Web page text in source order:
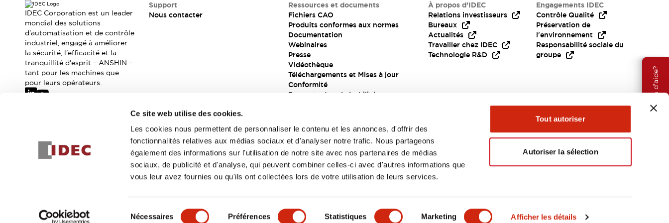
Ce site web utilise des cookies.
Les cookies nous permettent de personnaliser le contenu et les annonces, d'offrir des
fonctionnalités relatives aux médias sociaux et d'analyser notre trafic. Nous partageons
également des informations sur l'utilisation de notre site avec nos partenaires de médias
sociaux, de publicité et d'analyse, qui peuvent combiner celles-ci avec d'autres informations que
vous leur avez fournies ou qu'ils ont collectées lors de votre utilisation de leurs services.
Nécessaires Préférences Statistiques Marketing Afficher les détails
Tout autoriser
Autoriser la sélection
Où acheter
Distributeurs en ligne
Besoin d'aide?
DÉTAILS DU PRODUIT CARACTÉRISTIQUES CLÉS SPÉCIFICATIONS DOCUMENTS ET FICHIERS
IDEC Corporation est un leader
mondial des solutions
d'automatisation et de contrôle
industriel, engagé à améliorer
la sécurité, l'efficacité et la
tranquillité d'esprit – ANSHIN –
tant pour les machines que
pour leurs opérateurs.
Support
Nous contacter
Ressources et documents
Fichiers CAO
Produits conformes aux normes
Documentation
Webinaires
Presse
Vidéothèque
Téléchargements et Mises à jour
Conformité
Rapports de vulnérabilité
À propos d’IDEC
Relations investisseurs
Bureaux
Actualités
Travailler chez IDEC
Technologie R&D
Engagements IDEC
Contrôle Qualité
Préservation de
l'environnement
Responsabilité sociale du
groupe
Inscrivez-vous
Politique de confidentialitéConditions générales EMEA